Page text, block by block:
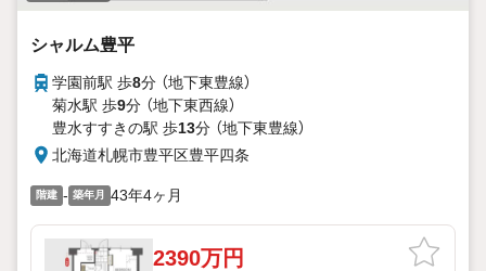
シャルム豊平
学園前駅 歩8分 （地下東豊線）
菊水駅 歩9分 （地下東西線）
豊水すすきの駅 歩13分 （地下東豊線）
北海道札幌市豊平区豊平四条
階建 - 築年月 43年4ヶ月
2390万円